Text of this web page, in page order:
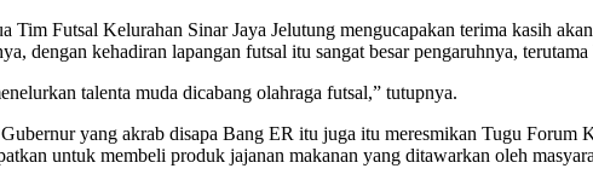
Futsal Kelurahan Sinar Jaya Jelutung mengucapakan terima kasih
dengan kehadiran lapangan futsal itu sangat besar pengaruhnya,
talenta muda dicabang olahraga futsal,” tutupnya.
yang akrab disapa Bang ER itu juga itu meresmikan Tugu
untuk membeli produk jajanan makanan yang ditawarkan oleh